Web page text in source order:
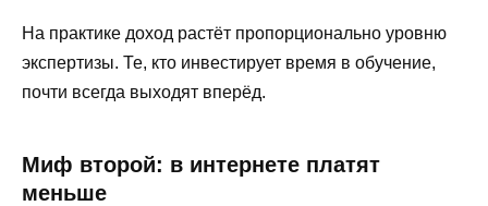
На практике доход растёт пропорционально уровню
экспертизы. Те, кто инвестирует время в обучение,
почти всегда выходят вперёд.
Миф второй: в интернете платят
меньше